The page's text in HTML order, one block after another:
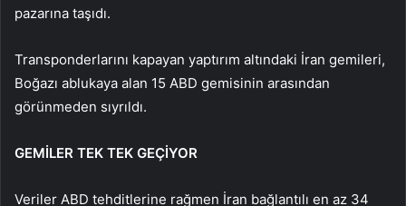
pazarına taşıdı.
Transponderlarını kapayan yaptırım altındaki İran gemileri,
Boğazı ablukaya alan 15 ABD gemisinin arasından
görünmeden sıyrıldı.
GEMİLER TEK TEK GEÇİYOR
Veriler ABD tehditlerine rağmen İran bağlantılı en az 34